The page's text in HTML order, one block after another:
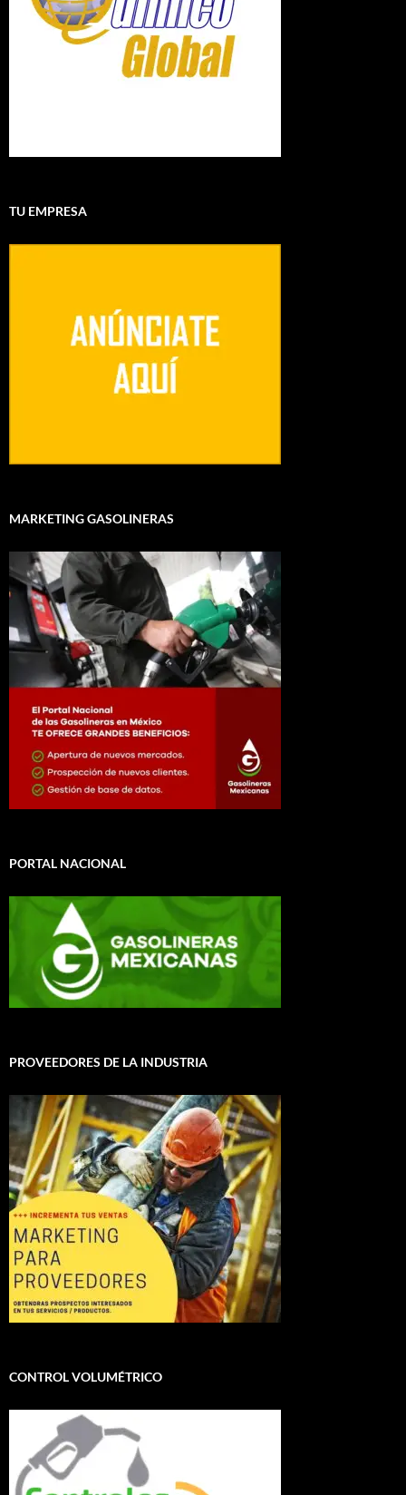
TU EMPRESA
MARKETING GASOLINERAS
PORTAL NACIONAL
PROVEEDORES DE LA INDUSTRIA
CONTROL VOLUMÉTRICO